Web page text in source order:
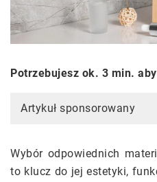
Potrzebujesz ok. 3 min.
Artykuł sponsorowany
Wybór odpowiednich
to klucz do jej estetyki,